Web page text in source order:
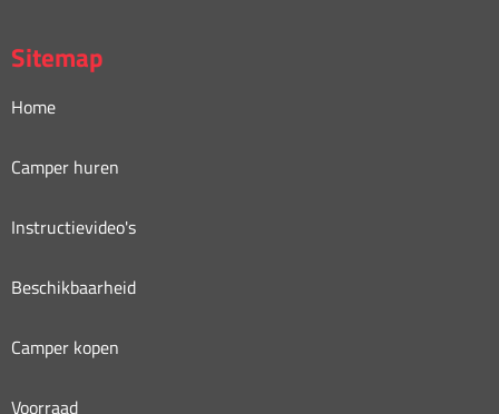
Sitemap
Home
Camper huren
Instructievideo's
Beschikbaarheid
Camper kopen
Voorraad